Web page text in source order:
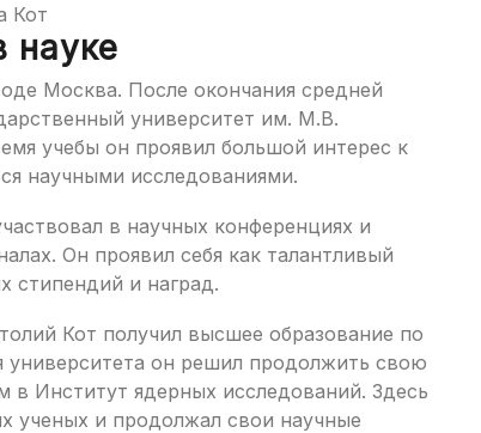
Кот
науке
Москва. После окончания средней
университет им. М.В.
учебы он проявил большой интерес к
научными исследованиями.
в научных конференциях и
Он проявил себя как талантливый
стипендий и наград.
Кот получил высшее образование по
университета он решил продолжить свою
в Институт ядерных исследований. Здесь
ученых и продолжал свои научные